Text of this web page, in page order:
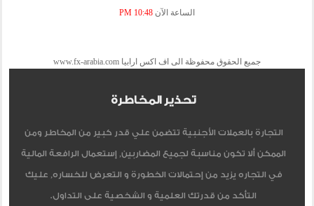
الساعة الآن 10:48 PM
جميع الحقوق محفوظة الى اف اكس ارابيا www.fx-arabia.com
تحذير المخاطرة
التجارة بالعملات الأجنبية تتضمن علي قدر كبير من المخاطر ومن
الممكن ألا تكون مناسبة لجميع المضاربين, إستعمال الرافعة المالية
في التجاره يزيد من إحتمالات الخطورة و التعرض للخساره, عليك
التأكد من قدرتك العلمية و الشخصية على التداول.